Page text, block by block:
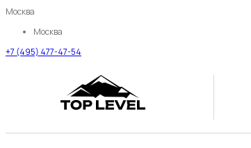
Москва
Москва
+7 (495) 477-47-54